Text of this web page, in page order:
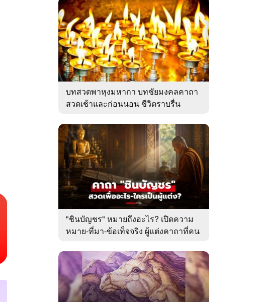
บทสวดพาหุงมหากา บทชัยมงคลคาถา
สวดเช้าและก่อนนอน ชีวิตราบรื่น
"ชินบัญชร" หมายถึงอะไร? เปิดความ
หมาย-ที่มา-ข้อเท็จจริง ผู้แต่งคาถาที่คน